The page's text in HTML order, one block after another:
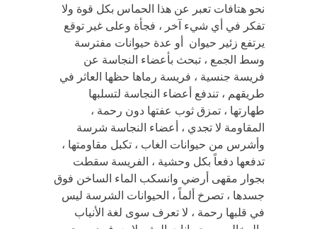
نحو هتافات تعبر عن هذا الحماس بكل قوة ولا
تفكر في أي شيء آخر ، فجأة وعلى غير توقع
يرتفع زئير حيوان أو عدة حيوانات مفترسة
وسط الجمع ، تبحث بأعضاء النجاسة عن
فريسة جنسية ، فريسة رماها حظها العاثر في
طريقهم ، تندفع أعضاء النجاسة لتسلبها
طهارتها ، تمزق ثوب عفتها دون رحمة ،
المقاومة لا تجدي ، أعضاء النجاسة شرسة
وأشرس من حيوانات الغاب ، تكبل مقاومتها ،
تدفعها دفعاً بكل وحشية ، الفريسة سقطت
بجوار مقهى أرضي وانسكب الماء الساخن فوق
جسدها ، تصرخ ألماً ، الحيوانات الشرسة ليس
في قلبها رحمة ، لا تعرف سوى لغة الأنياب